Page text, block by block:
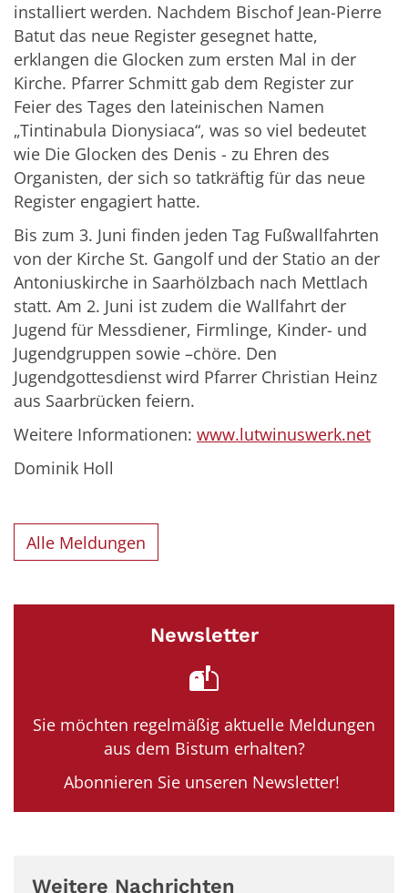
installiert werden. Nachdem Bischof Jean-Pierre
Batut das neue Register gesegnet hatte,
erklangen die Glocken zum ersten Mal in der
Kirche. Pfarrer Schmitt gab dem Register zur
Feier des Tages den lateinischen Namen
„Tintinabula Dionysiaca“, was so viel bedeutet
wie Die Glocken des Denis - zu Ehren des
Organisten, der sich so tatkräftig für das neue
Register engagiert hatte.
Bis zum 3. Juni finden jeden Tag Fußwallfahrten
von der Kirche St. Gangolf und der Statio an der
Antoniuskirche in Saarhölzbach nach Mettlach
statt. Am 2. Juni ist zudem die Wallfahrt der
Jugend für Messdiener, Firmlinge, Kinder- und
Jugendgruppen sowie –chöre. Den
Jugendgottesdienst wird Pfarrer Christian Heinz
aus Saarbrücken feiern.
Weitere Informationen: www.lutwinuswerk.net
Dominik Holl
Alle Meldungen
Newsletter
Sie möchten regelmäßig aktuelle Meldungen
aus dem Bistum erhalten?
Abonnieren Sie unseren Newsletter!
Weitere Nachrichten